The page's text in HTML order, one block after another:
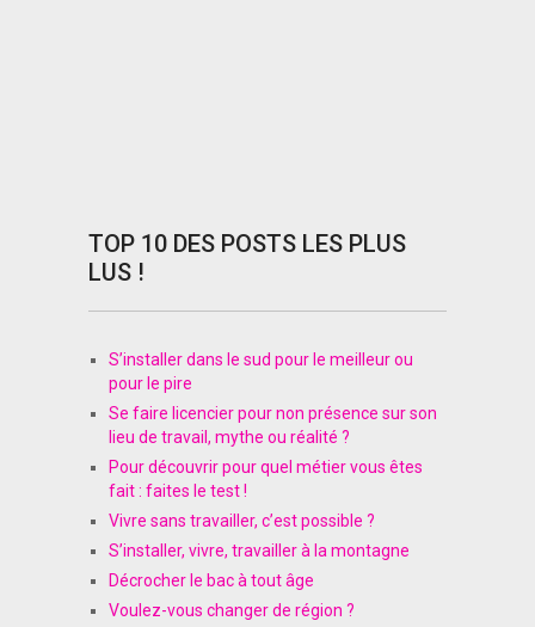
TOP 10 DES POSTS LES PLUS
LUS !
S’installer dans le sud pour le meilleur ou
pour le pire
Se faire licencier pour non présence sur son
lieu de travail, mythe ou réalité ?
Pour découvrir pour quel métier vous êtes
fait : faites le test !
Vivre sans travailler, c’est possible ?
S’installer, vivre, travailler à la montagne
Décrocher le bac à tout âge
Voulez-vous changer de région ?